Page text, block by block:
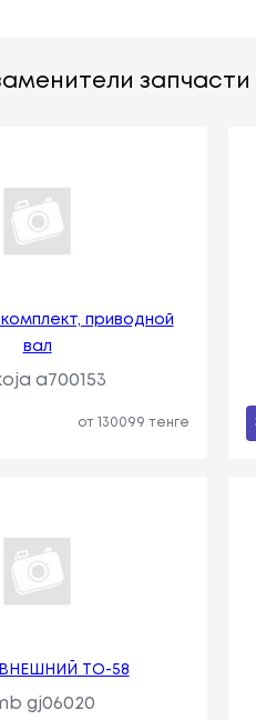
запчасти
приводной
вал
a700153
от 130099 тенге
TO-58
gj06020